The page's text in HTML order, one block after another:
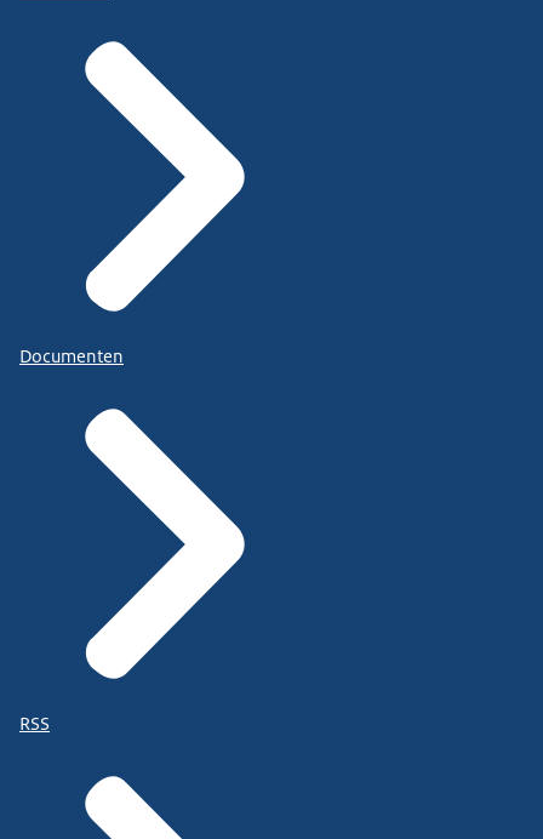
Documenten
RSS